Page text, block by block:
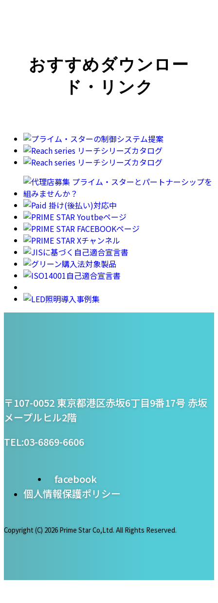
おすすめダウンロー
ド・リンク
会社
〒107-0052 東京都港区赤坂6丁目9番17号 赤坂
メープルヒル2階
TEL:03-6869-6606
facebook
個人情報保護ポリシー
Copyright (C) 2026 Prime Star Co,Ltd. All Rights Reserved.